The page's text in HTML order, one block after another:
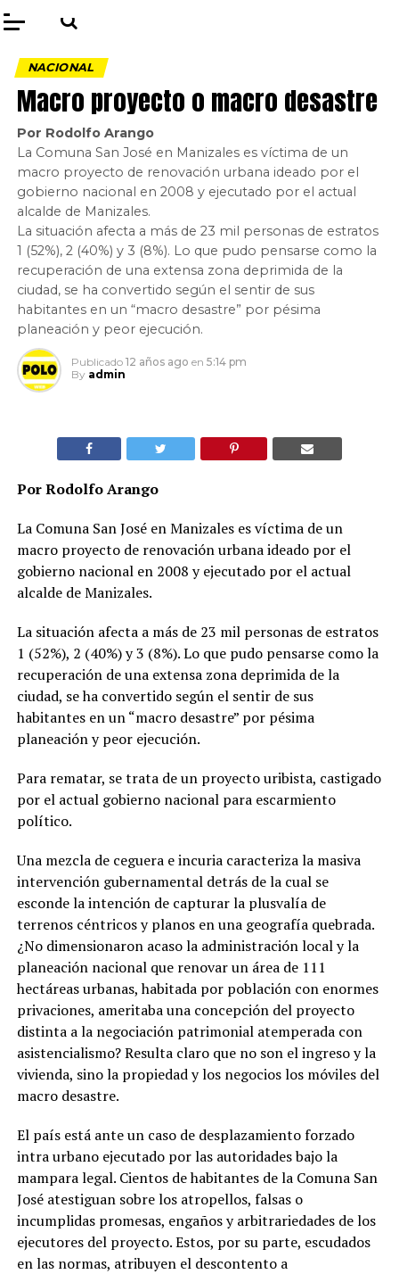
NACIONAL
Macro proyecto o macro desastre
Por Rodolfo Arango
La Comuna San José en Manizales es víctima de un
macro proyecto de renovación urbana ideado por el
gobierno nacional en 2008 y ejecutado por el actual
alcalde de Manizales.
La situación afecta a más de 23 mil personas de estratos
1 (52%), 2 (40%) y 3 (8%). Lo que pudo pensarse como la
recuperación de una extensa zona deprimida de la
ciudad, se ha convertido según el sentir de sus
habitantes en un “macro desastre” por pésima
planeación y peor ejecución.
Publicado 12 años ago en 5:14 pm
By admin
Por Rodolfo Arango
La Comuna San José en Manizales es víctima de un
macro proyecto de renovación urbana ideado por el
gobierno nacional en 2008 y ejecutado por el actual
alcalde de Manizales.
La situación afecta a más de 23 mil personas de estratos
1 (52%), 2 (40%) y 3 (8%). Lo que pudo pensarse como la
recuperación de una extensa zona deprimida de la
ciudad, se ha convertido según el sentir de sus
habitantes en un “macro desastre” por pésima
planeación y peor ejecución.
Para rematar, se trata de un proyecto uribista, castigado
por el actual gobierno nacional para escarmiento
político.
Una mezcla de ceguera e incuria caracteriza la masiva
intervención gubernamental detrás de la cual se
esconde la intención de capturar la plusvalía de
terrenos céntricos y planos en una geografía quebrada.
¿No dimensionaron acaso la administración local y la
planeación nacional que renovar un área de 111
hectáreas urbanas, habitada por población con enormes
privaciones, ameritaba una concepción del proyecto
distinta a la negociación patrimonial atemperada con
asistencialismo? Resulta claro que no son el ingreso y la
vivienda, sino la propiedad y los negocios los móviles del
macro desastre.
El país está ante un caso de desplazamiento forzado
intra urbano ejecutado por las autoridades bajo la
mampara legal. Cientos de habitantes de la Comuna San
José atestiguan sobre los atropellos, falsas o
incumplidas promesas, engaños y arbitrariedades de los
ejecutores del proyecto. Estos, por su parte, escudados
en las normas, atribuyen el descontento a